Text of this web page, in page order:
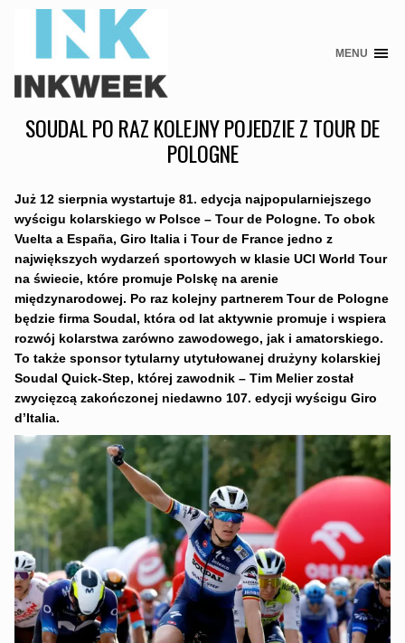
Skip
content
MENU
SOUDAL PO RAZ KOLEJNY POJEDZIE Z TOUR DE
POLOGNE
Już 12 sierpnia wystartuje 81. edycja najpopularniejszego
wyścigu kolarskiego w Polsce – Tour de Pologne. To obok
Vuelta a España, Giro Italia i Tour de France jedno z
największych wydarzeń sportowych w klasie UCI World Tour
na świecie, które promuje Polskę na arenie
międzynarodowej. Po raz kolejny partnerem Tour de Pologne
będzie firma Soudal, która od lat aktywnie promuje i wspiera
rozwój kolarstwa zarówno zawodowego, jak i amatorskiego.
To także sponsor tytularny utytułowanej drużyny kolarskiej
Soudal Quick-Step, której zawodnik – Tim Melier został
zwycięzcą zakończonej niedawno 107. edycji wyścigu Giro
d’Italia.